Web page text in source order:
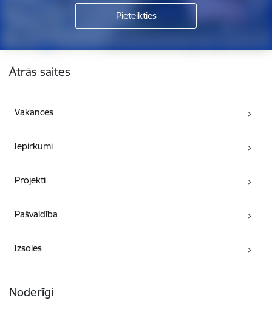
Ātrās saites
Vakances
Iepirkumi
Projekti
Pašvaldība
Izsoles
Noderīgi